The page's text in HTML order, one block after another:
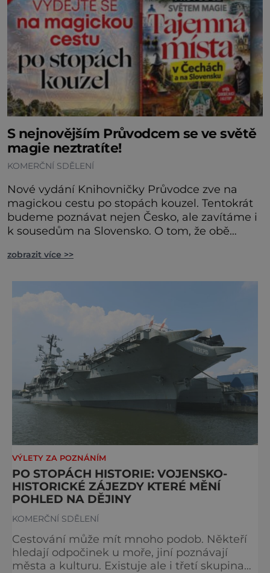
Málokdo ví, že dnešní kos
S nejnovějším Průvodcem se ve světě
magie neztratíte!
KOMERČNÍ SDĚLENÍ
Nové vydání Knihovničky Průvodce zve na
magickou cestu po stopách kouzel. Tentokrát
budeme poznávat nejen Česko, ale zavítáme i
k sousedům na Slovensko. O tom, že obě
zjistíte, že čáry jsou v nich zakořeněny hlouběji,
zobrazit více >>
VÝLETY ZA POZNÁNÍM
PO STOPÁCH HISTORIE: VOJENSKO-
HISTORICKÉ ZÁJEZDY KTERÉ MĚNÍ
POHLED NA DĚJINY
KOMERČNÍ SDĚLENÍ
Cestování může mít mnoho podob. Někteří
hledají odpočinek u moře, jiní poznávají
města a kulturu. Existuje ale i třetí skupina